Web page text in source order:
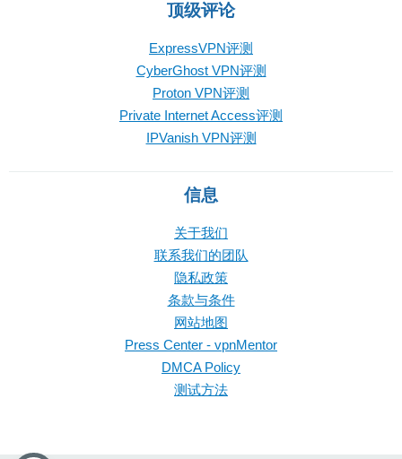
顶级评论
ExpressVPN评测
CyberGhost VPN评测
Proton VPN评测
Private Internet Access评测
IPVanish VPN评测
信息
关于我们
联系我们的团队
隐私政策
条款与条件
网站地图
Press Center - vpnMentor
DMCA Policy
测试方法